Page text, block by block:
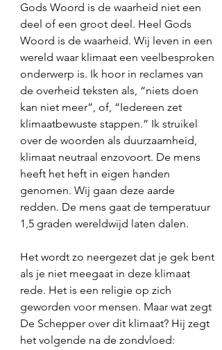
Gods Woord is de waarheid niet een
deel of een groot deel. Heel Gods
Woord is de waarheid. Wij leven in een
wereld waar klimaat een veelbesproken
onderwerp is. Ik hoor in reclames van
de overheid teksten als, “niets doen
kan niet meer”, of, “Iedereen zet
klimaatbewuste stappen.” Ik struikel
over de woorden als duurzaamheid,
klimaat neutraal enzovoort. De mens
heeft het heft in eigen handen
genomen. Wij gaan deze aarde
redden. De mens gaat de temperatuur
1,5 graden wereldwijd laten dalen.
Het wordt zo neergezet dat je gek bent
als je niet meegaat in deze klimaat
rede. Het is een religie op zich
geworden voor mensen. Maar wat zegt
De Schepper over dit klimaat? Hij zegt
het volgende na de zondvloed: